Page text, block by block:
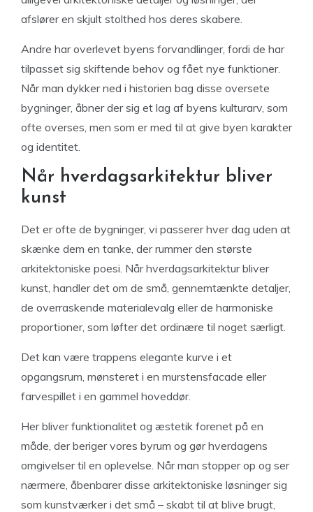
afslører en skjult stolthed hos deres skabere.
Andre har overlevet byens forvandlinger, fordi de har
tilpasset sig skiftende behov og fået nye funktioner.
Når man dykker ned i historien bag disse oversete
bygninger, åbner der sig et lag af byens kulturarv, som
ofte overses, men som er med til at give byen karakter
og identitet.
Når hverdagsarkitektur bliver
kunst
Det er ofte de bygninger, vi passerer hver dag uden at
skænke dem en tanke, der rummer den største
arkitektoniske poesi. Når hverdagsarkitektur bliver
kunst, handler det om de små, gennemtænkte detaljer,
de overraskende materialevalg eller de harmoniske
proportioner, som løfter det ordinære til noget særligt.
Det kan være trappens elegante kurve i et
opgangsrum, mønsteret i en murstensfacade eller
farvespillet i en gammel hoveddør.
Her bliver funktionalitet og æstetik forenet på en
måde, der beriger vores byrum og gør hverdagens
omgivelser til en oplevelse. Når man stopper op og ser
nærmere, åbenbarer disse arkitektoniske løsninger sig
som kunstværker i det små – skabt til at blive brugt,